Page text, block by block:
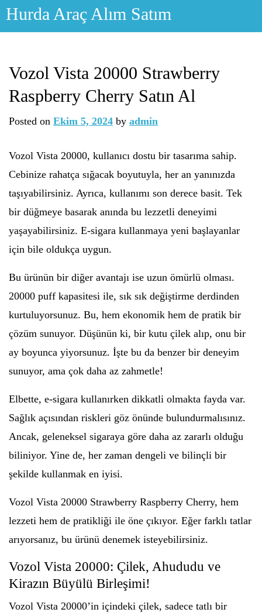
Skip
Hurda Araç Alım Satım
Vozol Vista 20000 Strawberry
Raspberry Cherry Satın Al
Posted on Ekim 5, 2024 by admin
Vozol Vista 20000, kullanıcı dostu bir tasarıma sahip.
Cebinize rahatça sığacak boyutuyla, her an yanınızda
taşıyabilirsiniz. Ayrıca, kullanımı son derece basit. Tek
bir düğmeye basarak anında bu lezzetli deneyimi
yaşayabilirsiniz. E-sigara kullanmaya yeni başlayanlar
için bile oldukça uygun.
Bu ürünün bir diğer avantajı ise uzun ömürlü olması.
20000 puff kapasitesi ile, sık sık değiştirme derdinden
kurtuluyorsunuz. Bu, hem ekonomik hem de pratik bir
çözüm sunuyor. Düşünün ki, bir kutu çilek alıp, onu bir
ay boyunca yiyorsunuz. İşte bu da benzer bir deneyim
sunuyor, ama çok daha az zahmetle!
Elbette, e-sigara kullanırken dikkatli olmakta fayda var.
Sağlık açısından riskleri göz önünde bulundurmalısınız.
Ancak, geleneksel sigaraya göre daha az zararlı olduğu
biliniyor. Yine de, her zaman dengeli ve bilinçli bir
şekilde kullanmak en iyisi.
Vozol Vista 20000 Strawberry Raspberry Cherry, hem
lezzeti hem de pratikliği ile öne çıkıyor. Eğer farklı tatlar
arıyorsanız, bu ürünü denemek isteyebilirsiniz.
Vozol Vista 20000: Çilek, Ahududu ve
Kirazın Büyülü Birleşimi!
Vozol Vista 20000’in içindeki çilek, sadece tatlı bir